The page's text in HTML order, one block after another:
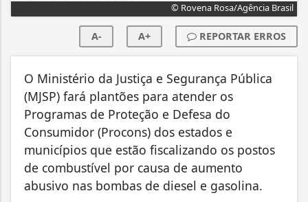
© Rovena Rosa/Agência Brasil
A- A+ REPORTAR ERROS
O Ministério da Justiça e Segurança Pública
(MJSP) fará plantões para atender os
Programas de Proteção e Defesa do
Consumidor (Procons) dos estados e
municípios que estão fiscalizando os postos
de combustível por causa de aumento
abusivo nas bombas de diesel e gasolina.